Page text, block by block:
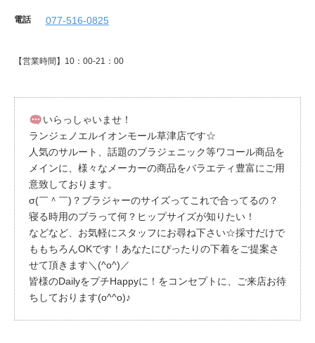
電話 077-516-0825
【営業時間】10：00-21：00
いらっしゃいませ！
ランジェノエルイオンモール草津店です☆
人気のサルート、話題のブラジェニック等ワコール商品を
メインに、様々なメーカーの商品をバラエティ豊富にご用
意致しております。
σ(￣＾￣)？ブラジャーのサイズってこれで合ってるの？
寝る時用のブラって何？ヒップサイズが知りたい！
などなど、お気軽にスタッフにお尋ね下さい☆採寸だけで
ももちろんOKです！あなたにぴったりの下着をご提案さ
せて頂きます＼(^o^)／
皆様のDailyをプチHappyに！をコンセプトに、ご来店お待
ちしております(o^^o)♪